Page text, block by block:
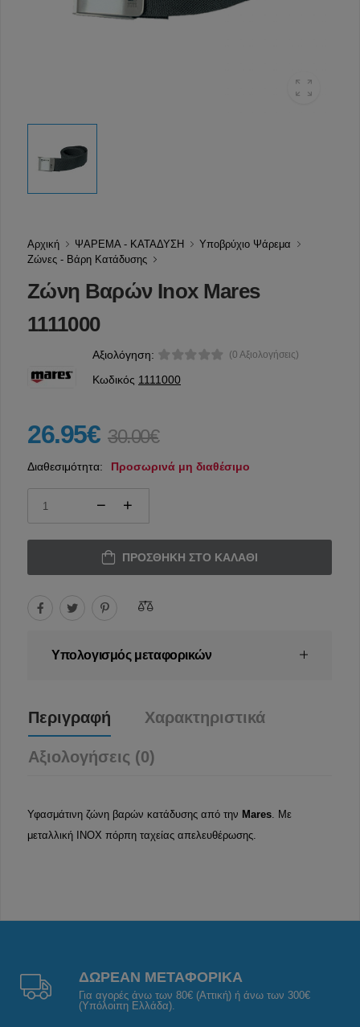
Αρχική ΨΑΡΕΜΑ - ΚΑΤΑΔΥΣΗ
Υποβρύχιο Ψάρεμα
Ζώνες - Βάρη Κατάδυσης
Ζώνη Βαρών Inox Mares
1111000
Αξιολόγηση: (0 Αξιολογήσεις)
Κωδικός 1111000
26.95€ 30.00€
Διαθεσιμότητα: Προσωρινά μη διαθέσιμο
ΠΡΟΣΘΉΚΗ ΣΤΟ ΚΑΛΆΘΙ
Υπολογισμός μεταφορικών
Περιγραφή Χαρακτηριστικά
Αξιολογήσεις (0)
Υφασμάτινη ζώνη βαρών κατάδυσης από την Mares. Με
μεταλλική INOX πόρπη ταχείας απελευθέρωσης.
ΔΩΡΕΑΝ ΜΕΤΑΦΟΡΙΚΑ
Για αγορές άνω των 80€ (Αττική) ή άνω των 300€
(Υπόλοιπη Ελλάδα).